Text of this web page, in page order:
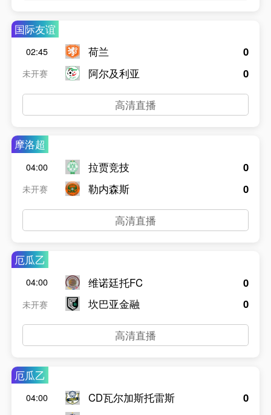
国际友谊
02:45
未开赛
荷兰
阿尔及利亚
0
0
高清直播
摩洛超
04:00
未开赛
拉贾竞技
勒内森斯
0
0
高清直播
厄瓜乙
04:00
未开赛
维诺廷托FC
坎巴亚金融
0
0
高清直播
厄瓜乙
04:00
CD瓦尔加斯托雷斯
0